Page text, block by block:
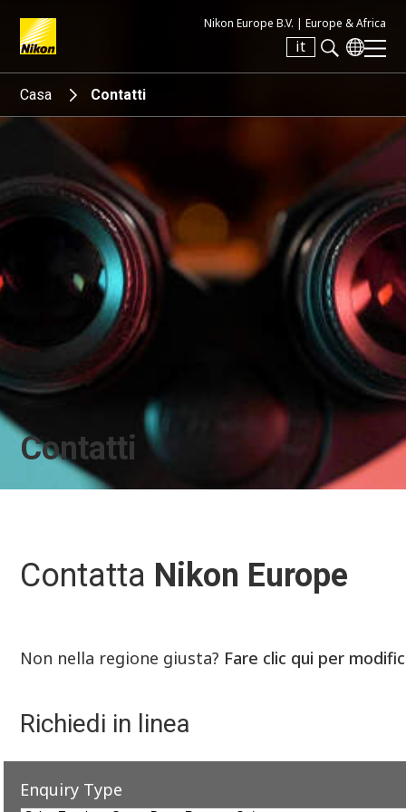
Nikon Europe B.V. | Europe & Africa
it
Search keyword(s)
Casa Contatti
Contatti
Contatta Nikon Europe
Non nella regione giusta? Fare clic qui per
Richiedi in linea
Enquiry Type